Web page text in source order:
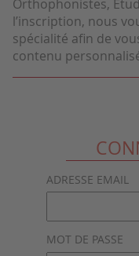
Orthophonistes,
l’inscription, nous
spécialité afin de
contenu
ADRESSE EMAIL
MOT DE PASSE